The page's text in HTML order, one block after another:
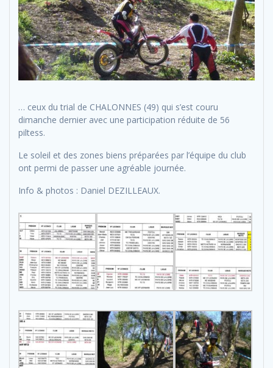
… ceux du trial de CHALONNES (49) qui s’est couru
dimanche dernier avec une participation réduite de 56
piltess.
Le soleil et des zones biens préparées par l’équipe du club
ont permi de passer une agréable journée.
Info & photos : Daniel DEZILLEAUX.